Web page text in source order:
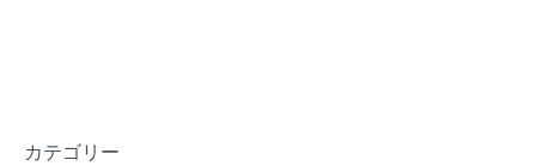
カテゴリー